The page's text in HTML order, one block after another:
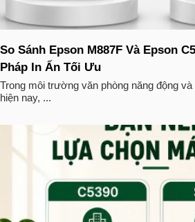
So Sánh Epson M887F Và Epson
Pháp In Ấn Tối Ưu
Trong môi trường văn phòng năng động
hiện nay, ...